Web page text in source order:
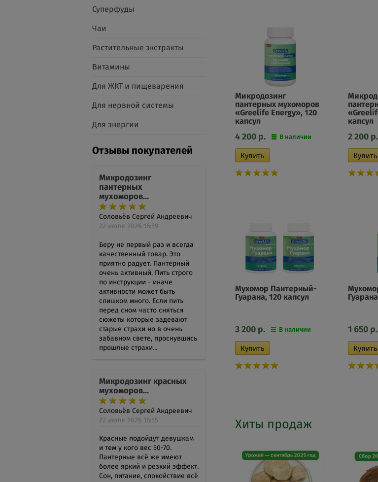
Суперфуды
Чаи
Растительные экстракты
Витамины
Для ЖКТ и пищеварения
Для нервной системы
Для энергии
Отзывы покупателей
Микродозинг
пантерных
мухоморов...
Соловьёв Сергей Андреевич
22 июля 2026 16:59
Беру не первый раз и всегда
качественный товар. Это
приятно радует. Пантерный
очень активный. Пить строго
по инструкции - иначе
активности может быть
слишком много. Если пить
перед сном часто сняться
сюжеты которые задевают
старые страхи но в очень
забавном свете, проснувшись
прошлые страхи...
Микродозинг красных
мухоморов...
Соловьёв Сергей Андреевич
22 июля 2026 16:55
Красные подойдут девушкам
и тем у кого вес 50-70.
Пантерные всё же имеют
более яркий и резкий эффект.
Сон, питание, спокойствие всё
Микродозинг
пантерных мухоморов
«Greelife Energy», 120
капсул
4 200 р. В наличии
капсул
2 200 р.
Мухомор Пантерный-
Гуарана, 120 капсул
3 200 р. В наличии 1 650 р.
Хиты продаж